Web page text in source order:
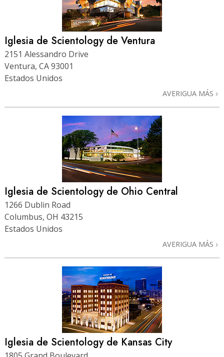
Iglesia de Scientology de Ventura
2151 Alessandro Drive
Ventura, CA 93001
Estados Unidos
AVERIGUA MÁS
Iglesia de Scientology de Ohio Central
1266 Dublin Road
Columbus, OH 43215
Estados Unidos
AVERIGUA MÁS
Iglesia de Scientology de Kansas City